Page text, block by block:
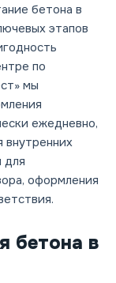
бетона в
этапов
по
мы
ежедневно,
внутренних
для
оформления
бетона в